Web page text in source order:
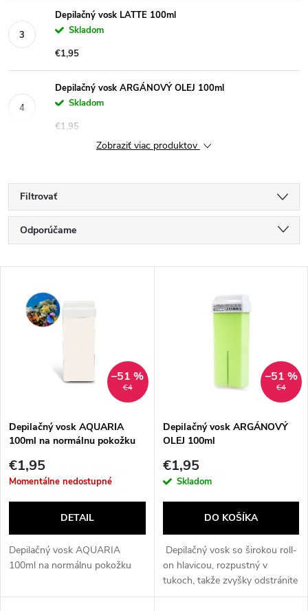
Depilačný vosk LATTE 100ml
Skladom
€1,95
Depilačný vosk ARGÁNOVÝ OLEJ 100ml
Skladom
€1,95
Zobraziť viac produktov
Filtrovať
R
a
e
p
r
o
d
Odporúčame
Najpredávanejšie
s
p
r
d
u
€4
–51 %
Depilačný vosk AQUARIA
100ml na normálnu pokožku
€1,95
Momentálne nedostupné
DETAIL
Depilačný vosk AQUARIA
100ml na normálnu pokožku
€4
–51 %
Depilačný vosk ARGÁNOVÝ
OLEJ 100ml
€1,95
Skladom
DO KOŠÍKA
Depilačný vosk so širokou roll-
on hlavicou, rozpustný v
tukoch, takže zvyšky odstránite
z pokožky olejom po depilácii.